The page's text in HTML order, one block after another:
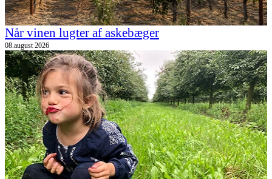
Når vinen lugter af askebæger
08.august 2026